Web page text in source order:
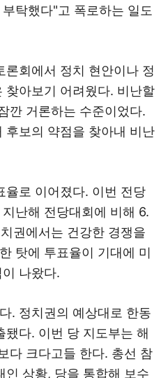
탁했다"고 폭로하는 일도
론회에서 정치 현안이나 정
찾아보기 어려웠다. 비난할
깐 거론하는 수준이었다.
후보의 약점을 찾아내 비난
율로 이어졌다. 이번 전당
난해 전당대회에 비해 6.
권에서는 건강한 경쟁을
탓에 투표율이 기대에 미
나왔다.
. 정치권의 예상대로 한동
됐다. 이번 당 지도부는 해
다 크다고들 한다. 총선 참
인 상황, 당을 통합해 보수